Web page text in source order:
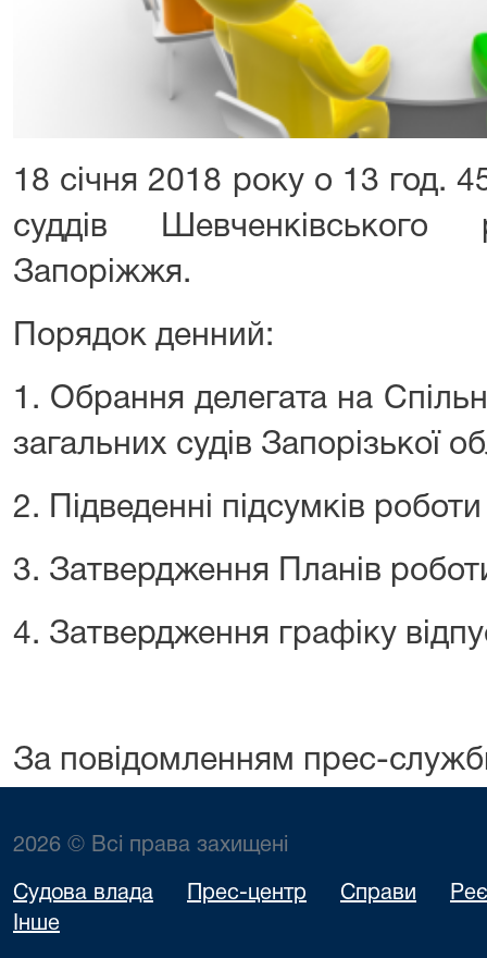
18 січня 2018 року о 13 год.
суддів
Запоріжжя.
Порядок денний:
1. Обрання делегата на
загальних судів Запорізької
2. Підведенні підсумків
3. Затвердження Планів
4. Затвердження графіку
За повідомленням прес-
2026 © Всі права захищені
Судова влада Прес-центр Справи
Інше